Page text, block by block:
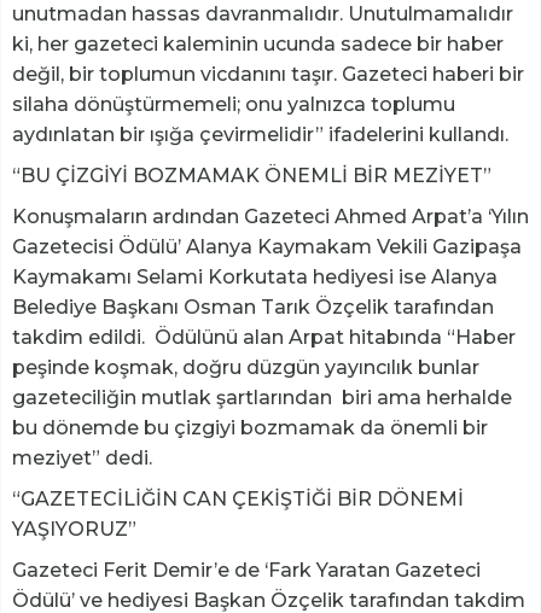
unutmadan hassas davranmalıdır. Unutulmamalıdır
ki, her gazeteci kaleminin ucunda sadece bir haber
değil, bir toplumun vicdanını taşır. Gazeteci haberi bir
silaha dönüştürmemeli; onu yalnızca toplumu
aydınlatan bir ışığa çevirmelidir” ifadelerini kullandı.
“BU ÇİZGİYİ BOZMAMAK ÖNEMLİ BİR MEZİYET”
Konuşmaların ardından Gazeteci Ahmed Arpat’a ‘Yılın
Gazetecisi Ödülü’ Alanya Kaymakam Vekili Gazipaşa
Kaymakamı Selami Korkutata hediyesi ise Alanya
Belediye Başkanı Osman Tarık Özçelik tarafından
takdim edildi. Ödülünü alan Arpat hitabında “Haber
peşinde koşmak, doğru düzgün yayıncılık bunlar
gazeteciliğin mutlak şartlarından biri ama herhalde
bu dönemde bu çizgiyi bozmamak da önemli bir
meziyet” dedi.
“GAZETECİLİĞİN CAN ÇEKİŞTİĞİ BİR DÖNEMİ
YAŞIYORUZ”
Gazeteci Ferit Demir’e de ‘Fark Yaratan Gazeteci
Ödülü’ ve hediyesi Başkan Özçelik tarafından takdim